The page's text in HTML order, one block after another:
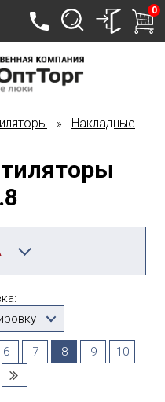
0
» Накладные
6 7 8 9
10